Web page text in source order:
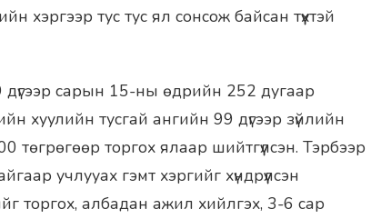
хэргээр тус тус ял сонсож байсан түүхтэй
дүгээр сарын 15-ны өдрийн 252 дугаар
хуулийн тусгай ангийн 99 дүгээр зүйлийн
төгрөгөөр торгох ялаар шийтгүүлсэн. Тэрбээр
учлууах гэмт хэргийг хүндрүүлсэн
торгох, албадан ажил хийлгэх, 3-6 сар